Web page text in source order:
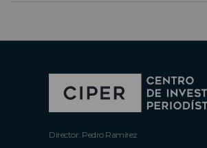
Director: Pedro Ramírez